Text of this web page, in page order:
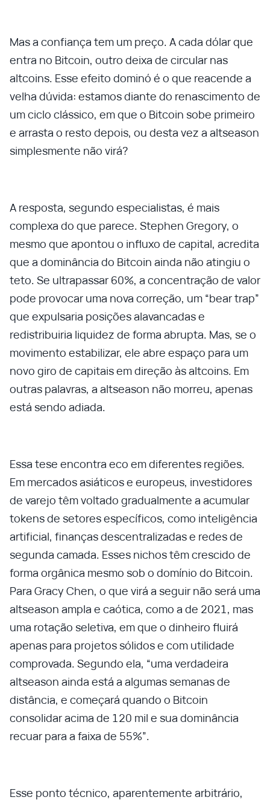
Mas a confiança tem um preço. A cada dólar que
entra no Bitcoin, outro deixa de circular nas
altcoins. Esse efeito dominó é o que reacende a
velha dúvida: estamos diante do renascimento de
um ciclo clássico, em que o Bitcoin sobe primeiro
e arrasta o resto depois, ou desta vez a altseason
simplesmente não virá?
A resposta, segundo especialistas, é mais
complexa do que parece. Stephen Gregory, o
mesmo que apontou o influxo de capital, acredita
que a dominância do Bitcoin ainda não atingiu o
teto. Se ultrapassar 60%, a concentração de valor
pode provocar uma nova correção, um “bear trap”
que expulsaria posições alavancadas e
redistribuiria liquidez de forma abrupta. Mas, se o
movimento estabilizar, ele abre espaço para um
novo giro de capitais em direção às altcoins. Em
outras palavras, a altseason não morreu, apenas
está sendo adiada.
Essa tese encontra eco em diferentes regiões.
Em mercados asiáticos e europeus, investidores
de varejo têm voltado gradualmente a acumular
tokens de setores específicos, como inteligência
artificial, finanças descentralizadas e redes de
segunda camada. Esses nichos têm crescido de
forma orgânica mesmo sob o domínio do Bitcoin.
Para Gracy Chen, o que virá a seguir não será uma
altseason ampla e caótica, como a de 2021, mas
uma rotação seletiva, em que o dinheiro fluirá
apenas para projetos sólidos e com utilidade
comprovada. Segundo ela, “uma verdadeira
altseason ainda está a algumas semanas de
distância, e começará quando o Bitcoin
consolidar acima de 120 mil e sua dominância
recuar para a faixa de 55%”.
Esse ponto técnico, aparentemente arbitrário,